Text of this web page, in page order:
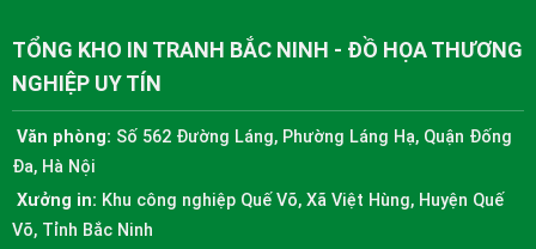
TỔNG KHO IN TRANH BẮC NINH - ĐỒ HỌA THƯƠNG
NGHIỆP UY TÍN
Văn phòng: Số 562 Đường Láng, Phường Láng Hạ, Quận Đống
Đa, Hà Nội
Xưởng in: Khu công nghiệp Quế Võ, Xã Việt Hùng, Huyện Quế
Võ, Tỉnh Bắc Ninh